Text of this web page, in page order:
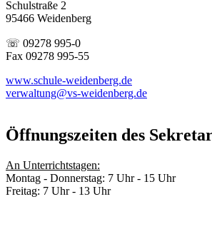
Schulstraße 2
95466 Weidenberg
☏ 09278 995-0
Fax 09278 995-55
www.schule-weidenberg.de
verwaltung@vs-weidenberg.de
Öffnungszeiten des
An Unterrichtstagen:
Montag - Donnerstag: 7 Uhr - 15 Uhr
Freitag: 7 Uhr - 13 Uhr